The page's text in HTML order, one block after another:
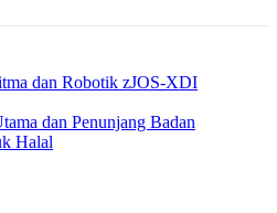
dan Robotik zJOS-XDI
dan Penunjang Badan
Halal